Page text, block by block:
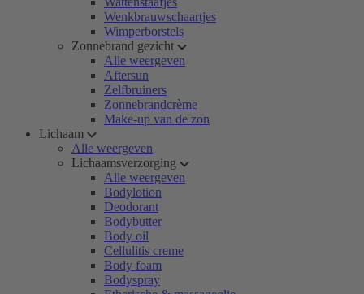
Wenkbrauwschaartjes
Wimperborstels
Zonnebrand gezicht
Alle weergeven
Aftersun
Zelfbruiners
Zonnebrandcrème
Make-up van de zon
Lichaam
Alle weergeven
Lichaamsverzorging
Alle weergeven
Bodylotion
Deodorant
Bodybutter
Body oil
Cellulitis creme
Body foam
Bodyspray